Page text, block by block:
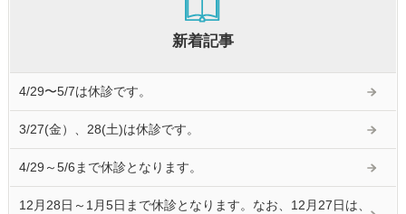
新着記事
4/29〜5/7は休診です。
3/27(金）、28(土)は休診です。
4/29～5/6まで休診となります。
12月28日～1月5日まで休診となります。なお、12月27日は、